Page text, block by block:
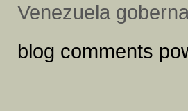
Venezuela
blog comments